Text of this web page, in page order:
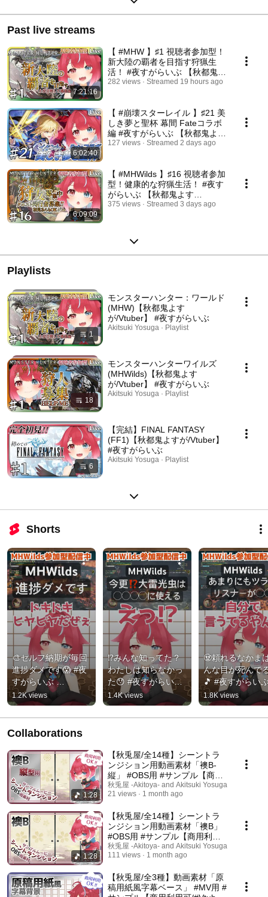
Past live streams
7:21:16
【 #MHW 】♯1 視聴者参加型！
新大陸の覇者を目指す狩猟生
活！ #夜すがらいぶ 【秋都鬼よ
すが/Vtuber】 #新人Vtuber
282 views Streamed 19 hours ago
6:02:40
【 #崩壊スターレイル 】♯21 美
しき夢と聖杯 幕間 Fateコラボ
編 #夜すがらいぶ 【秋都鬼よす
が/Vtuber】 #新人Vtuber
127 views Streamed 2 days ago
6:09:09
【 #MHWilds 】♯16 視聴者参加
型！健康的な狩猟生活！ #夜す
がらいぶ 【秋都鬼よす
が/Vtuber】 #新人Vtuber
375 views Streamed 3 days ago
Playlists
1
モンスターハンター：ワールド
(MHW)【秋都鬼よす
が/Vtuber】 #夜すがらいぶ
Akitsuki Yosuga · Playlist
18
モンスターハンターワイルズ
(MHWilds)【秋都鬼よす
が/Vtuber】 #夜すがらいぶ
Akitsuki Yosuga · Playlist
6
【完結】FINAL FANTASY
(FF1)【秋都鬼よすが/Vtuber】
#夜すがらいぶ
Akitsuki Yosuga · Playlist
Shorts
🎨セルフ納期が毎回
進捗ダメです😱 #夜
すがらいぶ
#MHWilds 【秋都鬼
よすが/Vtuber】 #新
人Vtuber
1.2K views
⁉️みんな知ってた？
わたしは知らなかっ
た😯 #夜すがらいぶ
#MHWilds 【秋都鬼
よすが/Vtuber】 #新
人Vtuber
1.4K views
🧟頼れるなかま
んな目が死んで
🎵 #夜すがらい
#MHWilds 【秋
よすが/Vtuber】
人Vtuber
1.8K views
Collaborations
1:28
【秋兎屋/全14種】シーントラ
ンジション用動画素材「襖B-
縦」 #OBS用 #サンプル【商用
利用可/#Vtuber素材】
秋兎屋 -Akitoya- and Akitsuki Yosuga
21 views
1 month ago
1:28
【秋兎屋/全14種】シーントラ
ンジション用動画素材「襖B」
#OBS用 #サンプル【商用利用
可/#Vtuber素材】
秋兎屋 -Akitoya- and Akitsuki Yosuga
111 views
1 month ago
【秋兎屋/全3種】動画素材「原
稿用紙風字幕ベース」 #MV用 #